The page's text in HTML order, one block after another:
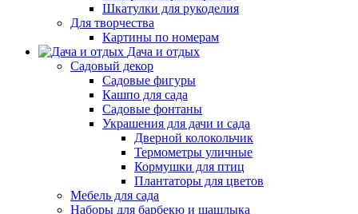
Шкатулки для рукоделия
Для творчества
Картины по номерам
Дача и отдых
Садовый декор
Садовые фигуры
Кашпо для сада
Садовые фонтаны
Украшения для дачи и сада
Дверной колокольчик
Термометры уличные
Кормушки для птиц
Плантаторы для цветов
Мебель для сада
Наборы для барбекю и шашлыка